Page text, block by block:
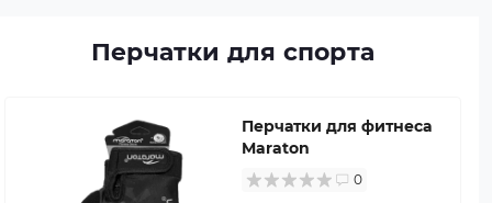
Перчатки для спорта
Перчатки для фитнеса
Maraton
0